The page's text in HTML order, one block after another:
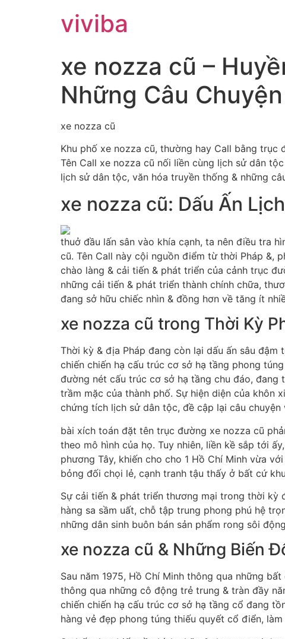
viviba
xe nozza cũ –
Những Câu Chuyện
xe nozza cũ
Khu phố xe nozza cũ, thường hay Call bằng
Tên Call xe nozza cũ nối liền cùng lịch sử dân
lịch sử dân tộc, văn hóa truyền thống & những
xe nozza cũ: Dấu Ấn
thuở đầu lấn sân vào khía cạnh, ta nên điều tra
cũ. Tên Call này cội nguồn điểm từ thời Pháp &,
chào làng & cải tiến & phát triển của cảnh trục
những cải tiến & phát triển thành chính chữa,
đang sở hữu chiếc nhìn & đồng hơn về tăng ít
xe nozza cũ trong Thời Kỳ
Thời kỳ & địa Pháp đang còn lại dấu ấn sâu
chiến chiến hạ cấu trúc cơ sở hạ tầng phong
đường nét cấu trúc cơ sở hạ tầng chu đáo,
trầm mặc của thành phố. Sự hiện diện của khôn
chứng tích lịch sử dân tộc, đề cập lại câu
bài xích toán đặt tên trục đường xe nozza cũ
theo mô hình của họ. Tuy nhiên, liền kề sắp tới
phương Tây, khiến cho cho 1 Hồ Chí Minh vừa
bỏng đối chọi lẻ, cạnh tranh tậu thấy ở bất cứ
Sự cải tiến & phát triển thương mại trong thời kỳ
hàng sa sầm uất, chỗ tập trung phong phú hệ
những dân sinh buôn bán sản phẩm rong sôi
xe nozza cũ & Những Biến
Sau năm 1975, Hồ Chí Minh thông qua những
thông qua những cô động trẻ trung & tràn đầy
chiến chiến hạ cấu trúc cơ sở hạ tầng cổ đang
hàng vẻ đẹp phong túng thiếu quyết cổ điển,